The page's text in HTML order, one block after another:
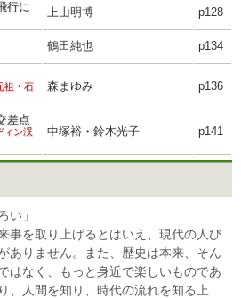
行に
上山明博 p128
鶴田純也 p134
・石
森まゆみ p136
差点
ン渓
中塚裕・鈴木光子 p141
い」
事を取り上げるとはいえ、現代の人び
ありません。また、歴史は本来、そん
はなく、もっと身近で楽しいものであ
、人間を知り、時代の流れを知る上